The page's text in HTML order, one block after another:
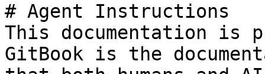
# Agent Instructions
This documentation is
GitBook is the